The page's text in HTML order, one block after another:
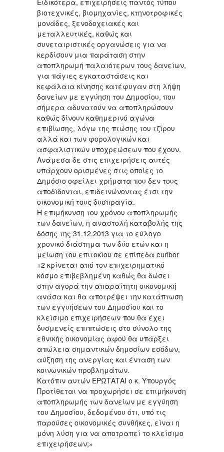
Ειδικότερα, επιχειρήσεις παντός τύπου
βιοτεχνικές, βιομηχανίες, κτηνοτροφικές
μονάδες, ξενοδοχειακές και
μεταλλευτικές, καθώς και
συνεταιριστικές οργανώσεις για να
κερδίσουν μια παράταση στην
αποπληρωμή παλαιότερων τους δανείων,
για πάγιες εγκαταστάσεις και
κεφάλαια κίνησης κατέφυγαν στη λήψη
δανείων με εγγύηση του Δημοσίου, που
σήμερα αδυνατούν να αποπληρώσουν
καθώς δίνουν καθημερινό αγώνα
επιβίωσης, λόγω της πτώσης του τζίρου
αλλά και των φορολογικών και
ασφαλιστικών υποχρεώσεων που έχουν.
Ανάμεσα δε στις επιχειρήσεις αυτές
υπάρχουν ορισμένες στις οποίες το
Δημόσιο οφείλει χρήματα που δεν τους
αποδίδονται, επιδεινώνοντας έτσι την
οικονομική τους δυσπραγία.
Η επιμήκυνση του χρόνου αποπληρωμής
των δανείων, η αναστολή καταβολής της
δόσης της 31.12.2013 για το εύλογο
χρονικό διάστημα των δύο ετών και η
μείωση του επιτοκίου σε επίπεδα euribor
+2 κρίνεται από τον επιχειρηματικό
κόσμο επιβεβλημένη καθώς θα δώσει
στην αγορά την απαραίτητη οικονομική
ανάσα και θα αποτρέψει την κατάπτωση
των εγγυήσεων του Δημοσίου και το
κλείσιμο επιχειρήσεων που θα έχει
δυσμενείς επιπτώσεις στο σύνολο της
εθνικής οικονομίας αφού θα υπάρξει
απώλεια σημαντικών δημοσίων εσόδων,
αύξηση της ανεργίας και ένταση των
κοινωνικών προβλημάτων.
Κατόπιν αυτών ΕΡΩΤΑΤΑΙ ο κ. Υπουργός
Προτίθεται να προχωρήσει σε επιμήκυνση
αποπληρωμής των δανείων με εγγύηση
του Δημοσίου, δεδομένου ότι, υπό τις
παρούσες οικονομικές συνθήκες, είναι η
μόνη λύση για να αποτραπεί το κλείσιμο
επιχειρήσεων;»